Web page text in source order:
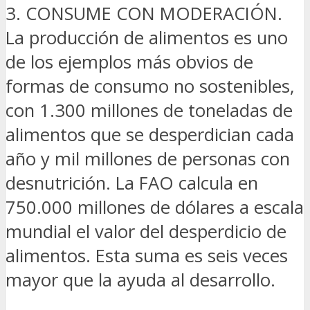
3. CONSUME CON MODERACIÓN.
La producción de alimentos es uno
de los ejemplos más obvios de
formas de consumo no sostenibles,
con 1.300 millones de toneladas de
alimentos que se desperdician cada
año y mil millones de personas con
desnutrición. La FAO calcula en
750.000 millones de dólares a escala
mundial el valor del desperdicio de
alimentos. Esta suma es seis veces
mayor que la ayuda al desarrollo.